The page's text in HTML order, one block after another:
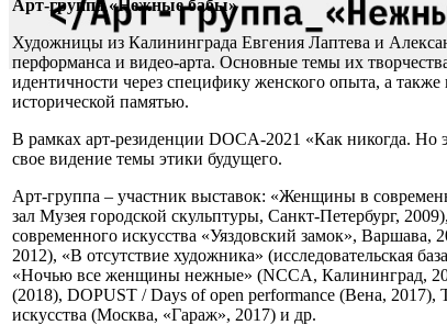
Арт-группа «Нежные бабы»
Художницы из Калининграда Евгения Лаптева и
перформанса и видео-арта. Основные темы их
идентичности через специфику женского опыта, а
исторической памятью.
В рамках арт-резиденции DOCA-2021 «Как никогда. Но
свое видение темы этики будущего.
Арт-группа – участник выставок: «Женщины в
зал Музея городской скульптуры, Санкт-Петербург,
современного искусства «Уяздовский замок», Варшава,
2012), «В отсутствие художника» (исследовательская
«Ночью все женщины нежные» (NCCA, Калининград,
(2018), DOPUST / Days of open performance (Вена, 2017),
искусства (Москва, «Гараж», 2017) и др.